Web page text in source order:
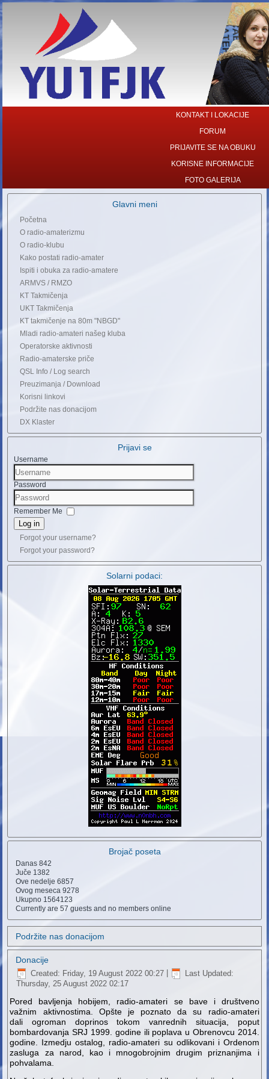
KONTAKT I LOKACIJE
FORUM
PRIJAVITE SE NA OBUKU
KORISNE INFORMACIJE
FOTO GALERIJA
Glavni meni
Početna
O radio-amaterizmu
O radio-klubu
Kako postati radio-amater
Ispiti i obuka za radio-amatere
ARMVS / RMZO
KT Takmičenja
UKT Takmičenja
KT takmičenje na 80m "NBGD"
Mladi radio-amateri našeg kluba
Operatorske aktivnosti
Radio-amaterske priče
QSL Info / Log search
Preuzimanja / Download
Korisni linkovi
Podržite nas donacijom
DX Klaster
Prijavi se
Username
Password
Remember Me
Log in
Forgot your username?
Forgot your password?
Solarni podaci:
Brojač poseta
Danas842
Juče 1382
Ove nedelje6857
Ovog meseca9278
Ukupno 1564123
Currently are 57 guests and no members online
Podržite nas donacijom
Donacije
Created: Friday, 19 August 2022 00:27
Last Updated:
Thursday, 25 August 2022 02:17
Pored bavljenja hobijem, radio-amateri se bave i društveno
važnim aktivnostima. Opšte je poznato da su radio-amateri
dali ogroman doprinos tokom vanrednih situacija, poput
bombardovanja SRJ 1999. godine ili poplava u Obrenovcu 2014.
godine. Izmedju ostalog, radio-amateri su odlikovani i Ordenom
zasluga za narod, kao i mnogobrojnim drugim priznanjima i
pohvalama.